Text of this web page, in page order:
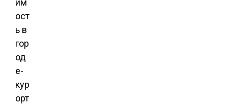
им
ост
ь в
гор
од
е-
кур
орт